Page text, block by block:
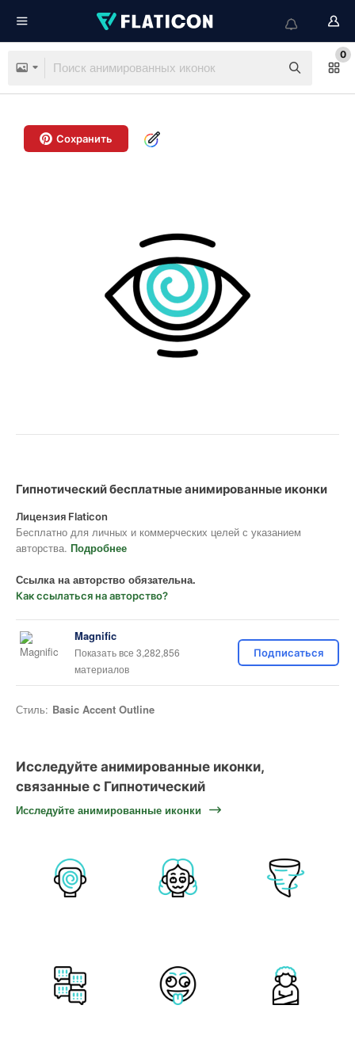
0
Сохранить
Гипнотический бесплатные анимированные иконки
Лицензия Flaticon
Бесплатно для личных и коммерческих целей с указанием
авторства. Подробнее
Ссылка на авторство обязательна.
Как ссылаться на авторство?
Magnific
Показать все 3,282,856
материалов
Подписаться
Стиль: Basic Accent Outline
Исследуйте анимированные иконки,
связанные с Гипнотический
Исследуйте анимированные иконки